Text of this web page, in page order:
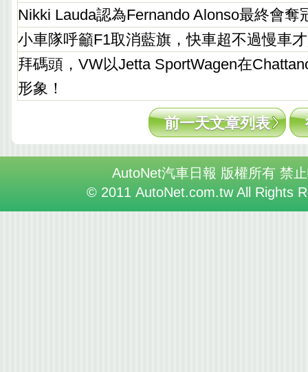
Nikki Lauda認為Fernando Alonso最終會奪
小車隊呼籲F1取消藍旗，快車超不過慢車
拜碼頭，VW以Jetta SportWagen在
形象！
前一天文章列表
AutoNet汽車日報 版權所有 禁
© 2011 AutoNet.com.tw All Rights